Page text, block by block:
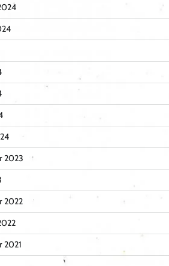
2023
2022
2021